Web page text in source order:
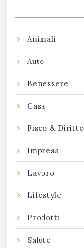
Animali
Auto
Benessere
Casa
Fisco & Diritto
Impresa
Lavoro
Lifestyle
Prodotti
Salute